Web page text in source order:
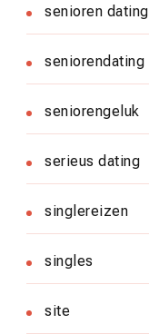
senioren dating
seniorendating
seniorengeluk
serieus dating
singlereizen
singles
site